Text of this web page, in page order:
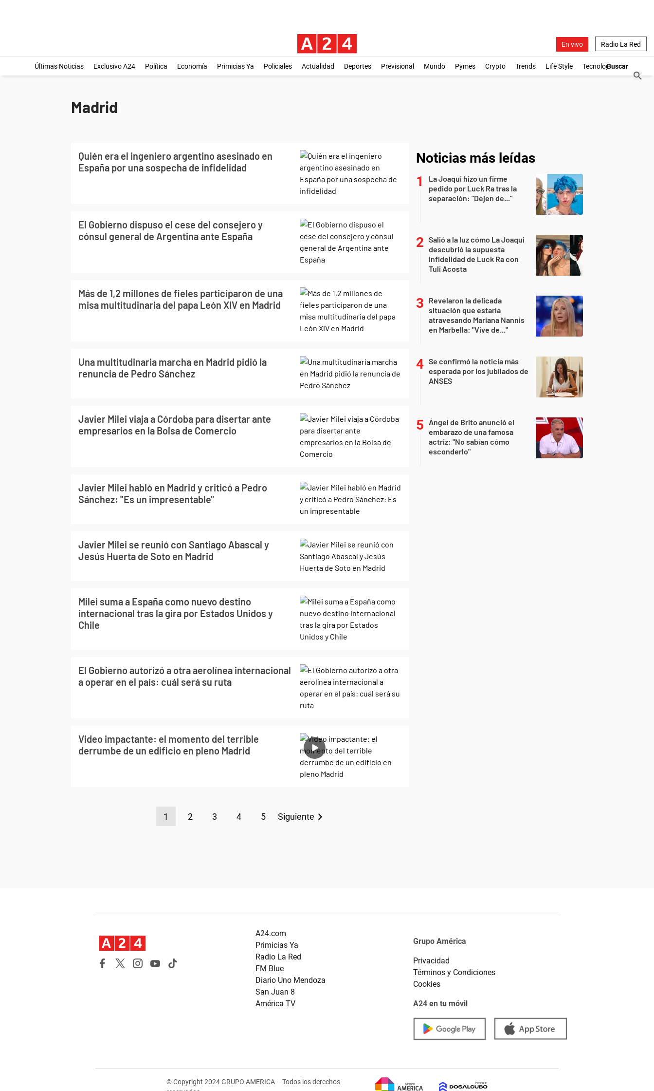
En vivo Radio La Red
Últimas Noticias Exclusivo A24 Política Economía Primicias Ya Policiales Actualidad Deportes Previsional Mundo Pymes Crypto Trends Life Style Tecnología
Madrid
Quién era el ingeniero argentino asesinado en
España por una sospecha de infidelidad
El Gobierno dispuso el cese del consejero y
cónsul general de Argentina ante España
Más de 1,2 millones de fieles participaron de una
misa multitudinaria del papa León XIV en Madrid
Una multitudinaria marcha en Madrid pidió la
renuncia de Pedro Sánchez
Javier Milei viaja a Córdoba para disertar ante
empresarios en la Bolsa de Comercio
Javier Milei habló en Madrid y criticó a Pedro
Sánchez: "Es un impresentable"
Javier Milei se reunió con Santiago Abascal y
Jesús Huerta de Soto en Madrid
Milei suma a España como nuevo destino
internacional tras la gira por Estados Unidos y
Chile
El Gobierno autorizó a otra aerolínea internacional
a operar en el país: cuál será su ruta
Video impactante: el momento del terrible
derrumbe de un edificio en pleno Madrid
1 2 3 4 5 Siguiente
Noticias más leídas
La Joaqui hizo un firme
pedido por Luck Ra tras la
separación: "Dejen de..."
Salió a la luz cómo La Joaqui
descubrió la supuesta
infidelidad de Luck Ra con
Tuli Acosta
Revelaron la delicada
situación que estaría
atravesando Mariana Nannis
en Marbella: "Vive de..."
Se confirmó la noticia más
esperada por los jubilados de
ANSES
Ángel de Brito anunció el
embarazo de una famosa
actriz: "No sabían cómo
esconderlo"
A24.com
Primicias Ya
Radio La Red
FM Blue
Diario Uno Mendoza
San Juan 8
América TV
Grupo América
Privacidad
Términos y Condiciones
Cookies
A24 en tu móvil
© Copyright 2024 GRUPO AMERICA – Todos los derechos